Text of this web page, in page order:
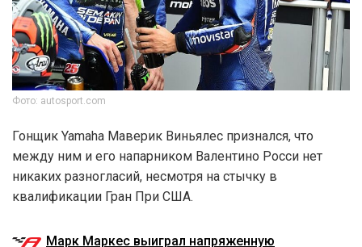
Фото: autosport.com
Гонщик Yamaha Маверик Виньялес признался, что
между ним и его напарником Валентино Росси нет
никаких разногласий, несмотря на стычку в
квалификации Гран При США.
Марк Маркес выиграл напряженную